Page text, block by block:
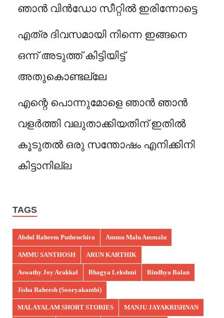
ഞാൻ വിൻഡോ സീറ്റിൽ ഇരിന്നോട്ടെ
എത്ര ദിവസമായി നിന്നെ ഇങ്ങനെ
ഒന്ന് അടുത്ത് കിട്ടിയിട്ട്
അതുകൊണ്ടല്ലേ
എന്റെ പൊന്നുമോളെ ഞാൻ ഞാൻ
വളർത്തി വലുതാക്കിയതിന് ഇതിൽ
കൂടുതൽ ഒരു സന്തോഷം എനിക്കിനി
കിട്ടാനില്ല
TAGS
Abdul Raheem Puthenchira Ammu Malu Ammalu
AMMU SANTHOSH ARUN KARTHIK
Aswathy Joy Arakkal Bhagya Lekshmi Bindhya Balan
Jisha Raheesh (Sooryakanthi)
MALAYALAM SHORT STORIES MANJU JAYAKRISHNAN